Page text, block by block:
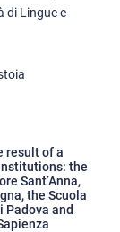
di Lingue e
result of a
the
Sant’Anna,
the Scuola
Padova and